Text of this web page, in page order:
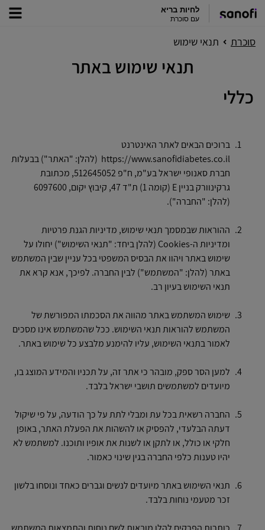
לחיות בריא
עם סוכרת
סוכרת תנאי שימוש
תנאי שימוש באתר
כללי
ברוכים הבאים לאתר האינטרנט
https://www.sanofidiabetes.co.il (להלן: "האתר") בבעלות
חברת סאנופי ישראל בע"מ, ח"פ 512645052, מכתובת
גרקינוורק בניין E (קומה 1) ת"ד 47, קיבוץ יקום, 6097600
(להלן: "החברה").
ההוראות שבמסמך תנאי שימוש, מדיניות הגנת פרטיות
ומדיניות ה-Cookies (להלן ביחד: "תנאי השימוש") יחולו על
שימוש באתר ויהוו את הבסיס המשפטי בכל עניין שבין המשתמש
באתר (להלן: "המשתמש") לבין החברה. לפיכך, אנא קרא את
תנאי השימוש בעיון רב.
שימוש המשתמש באתר מהווה את הסכמתו המפורשת של
המשתמש להוראות תנאי השימוש. ככל שהמשתמש אינו מסכים
לאמור בתנאי השימוש, עליו להימנע מלבצע כל שימוש באתר.
למען הסר ספק, מובהר כי אתר זה, על תכניו והמידע המוצג בו,
מיועדים למשתמשים תושבי ישראל בלבד.
החברה רשאית בכל עת ומבלי לתת על כך הודעה, על פי שיקול
דעתה הבלעדי, להפסיק או להשהות את הפעלת האתר, באופן
חלקי או כולל, או לתקן או לשנות את אופיו ותוכנו. למשתמש לא
יהיו טענות כלפי החברה בגין שינוי כאמור.
תנאי השימוש באתר מיועדים לנשים וגברים כאחד ונוסחו בלשון
זכר מטעמי נוחות בלבד.